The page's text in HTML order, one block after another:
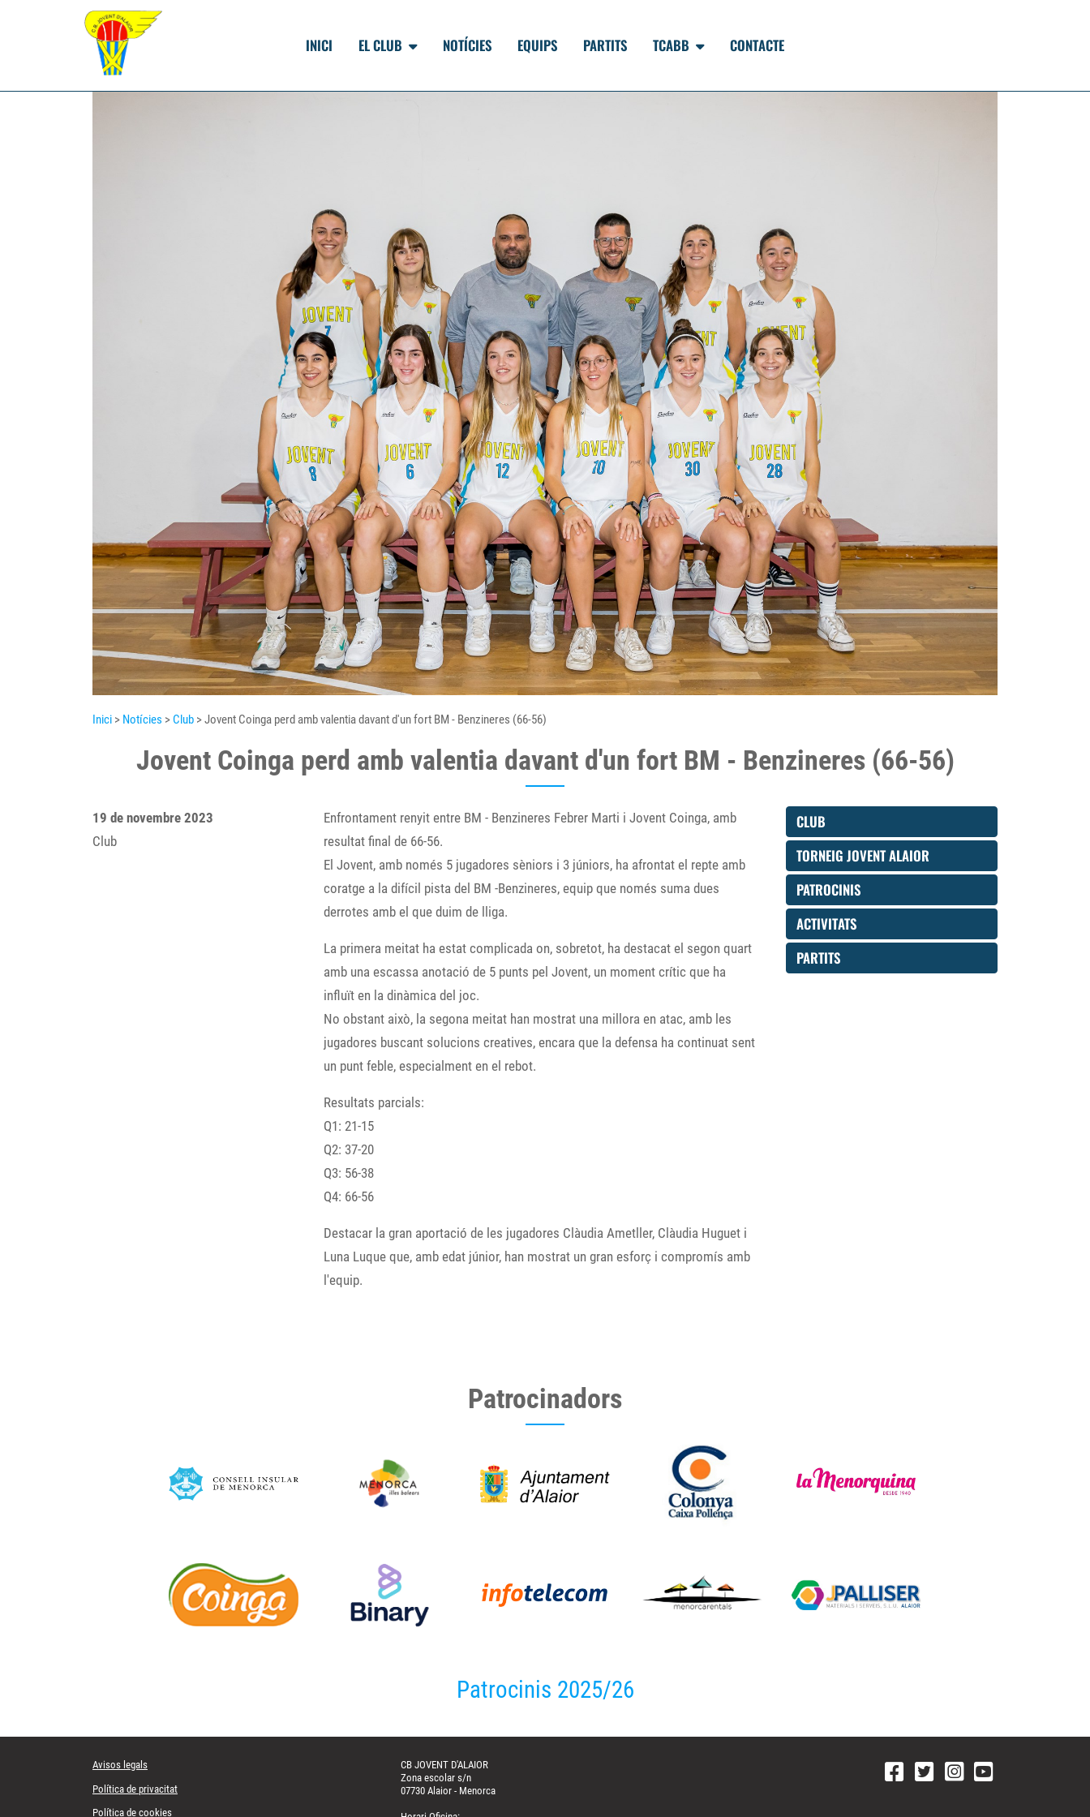
INICI EL CLUB NOTÍCIES EQUIPS PARTITS TCABB CONTACTE
Inici > Notícies >Club > Jovent Coinga perd amb valentia davant d'un fort BM - Benzineres (66-56)
Jovent Coinga perd amb valentia davant d'un fort BM - Benzineres (66-56)
19 de novembre 2023
Club
Enfrontament renyit entre BM - Benzineres Febrer Marti i Jovent Coinga, amb
resultat final de 66-56.
El Jovent, amb només 5 jugadores sèniors i 3 júniors, ha afrontat el repte amb
coratge a la difícil pista del BM -Benzineres, equip que només suma dues
derrotes amb el que duim de lliga.
La primera meitat ha estat complicada on, sobretot, ha destacat el segon quart
amb una escassa anotació de 5 punts pel Jovent, un moment crític que ha
influït en la dinàmica del joc.
No obstant això, la segona meitat han mostrat una millora en atac, amb les
jugadores buscant solucions creatives, encara que la defensa ha continuat sent
un punt feble, especialment en el rebot.
Resultats parcials:
Q1: 21-15
Q2: 37-20
Q3: 56-38
Q4: 66-56
Destacar la gran aportació de les jugadores Clàudia Ametller, Clàudia Huguet i
Luna Luque que, amb edat júnior, han mostrat un gran esforç i compromís amb
l'equip.
CLUB
TORNEIG JOVENT ALAIOR
PATROCINIS
ACTIVITATS
PARTITS
Patrocinadors
Patrocinis 2025/26
Avisos legals
Política de privacitat
Política de cookies
CB JOVENT D'ALAIOR
Zona escolar s/n
07730 Alaior - Menorca